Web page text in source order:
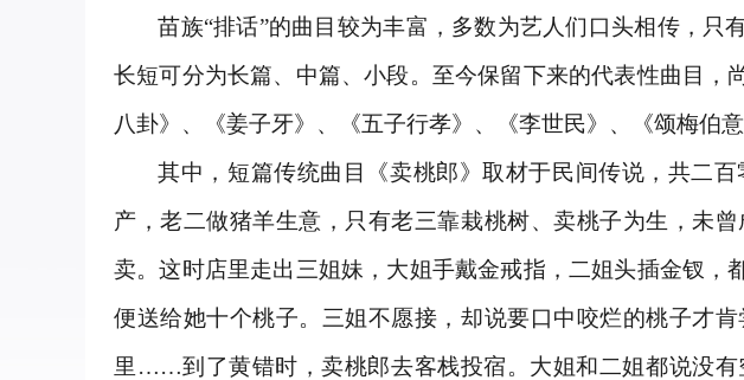
苗族“排话”的曲目较为丰富，多数为艺人们口头相传，
长短可分为长篇、中篇、小段。至今保留下来的代表性曲目
八卦》、《姜子牙》、《五子行孝》、《李世民》、《颂梅伯
其中，短篇传统曲目《卖桃郎》取材于民间传说，共二
产，老二做猪羊生意，只有老三靠栽桃树、卖桃子为生，未
卖。这时店里走出三姐妹，大姐手戴金戒指，二姐头插金钗
便送给她十个桃子。三姐不愿接，却说要口中咬烂的桃子才
里……到了黄错时，卖桃郎去客栈投宿。大姐和二姐都说没